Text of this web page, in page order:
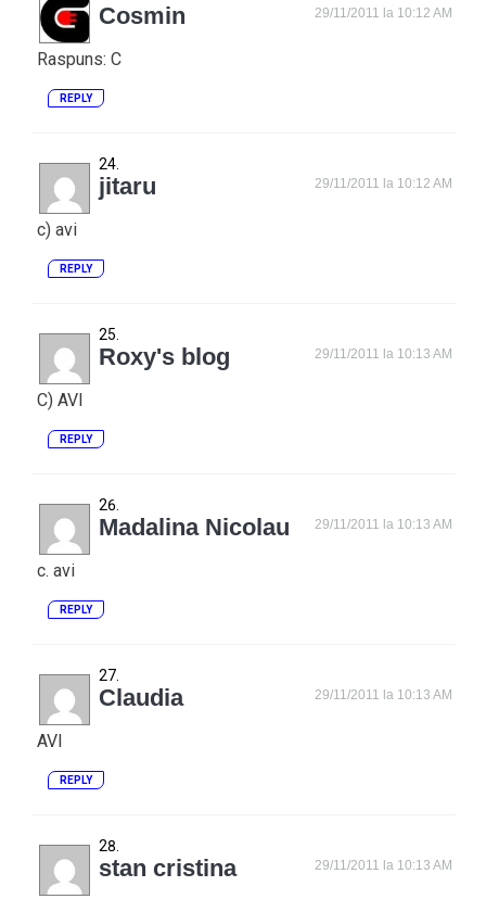
Cosmin 29/11/2011 la 10:12 AM
Raspuns: C
REPLY
jitaru 29/11/2011 la 10:12 AM
c) avi
REPLY
Roxy's blog 29/11/2011 la 10:13 AM
C) AVI
REPLY
Madalina Nicolau 29/11/2011 la 10:13 AM
c. avi
REPLY
Claudia 29/11/2011 la 10:13 AM
AVI
REPLY
stan cristina 29/11/2011 la 10:13 AM